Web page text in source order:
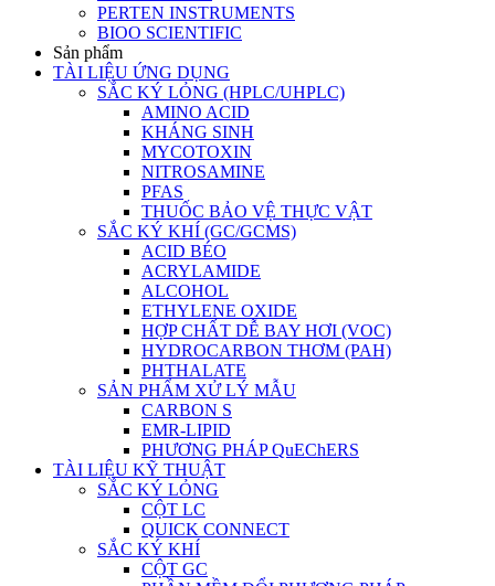
PERTEN INSTRUMENTS
BIOO SCIENTIFIC
Sản phẩm
TÀI LIỆU ỨNG DỤNG
SẮC KÝ LỎNG (HPLC/UHPLC)
AMINO ACID
KHÁNG SINH
MYCOTOXIN
NITROSAMINE
PFAS
THUỐC BẢO VỆ THỰC VẬT
SẮC KÝ KHÍ (GC/GCMS)
ACID BÉO
ACRYLAMIDE
ALCOHOL
ETHYLENE OXIDE
HỢP CHẤT DỄ BAY HƠI (VOC)
HYDROCARBON THƠM (PAH)
PHTHALATE
SẢN PHẨM XỬ LÝ MẪU
CARBON S
EMR-LIPID
PHƯƠNG PHÁP QuEChERS
TÀI LIỆU KỸ THUẬT
SẮC KÝ LỎNG
CỘT LC
QUICK CONNECT
SẮC KÝ KHÍ
CỘT GC